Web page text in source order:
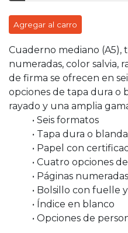
Agregar al carro
Cuaderno mediano (A5),
numeradas, color salvia,
de firma se ofrecen en
opciones de tapa dura o
rayado y una amplia
• Seis formatos
• Tapa dura o blanda
• Papel con
• Cuatro opciones
• Páginas
• Bolsillo con fuelle
• Índice en blanco
• Opciones de